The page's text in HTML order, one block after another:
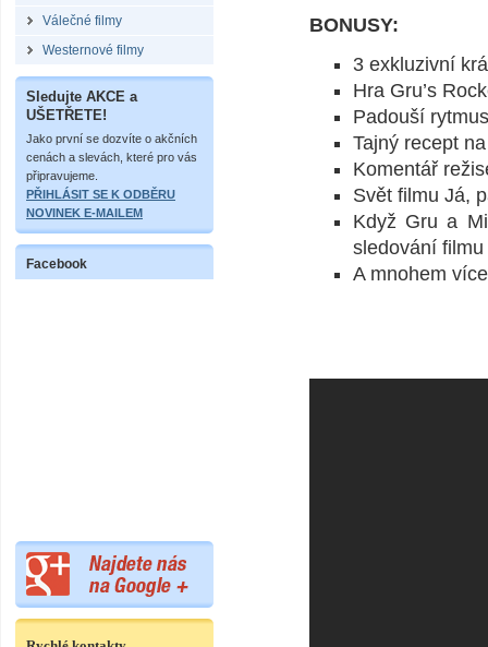
Válečné filmy
Westernové filmy
Sledujte AKCE a
UŠETŘETE!
Jako první se dozvíte o akčních
cenách a slevách, které pro vás
připravujeme.
PŘIHLÁSIT SE K ODBĚRU
NOVINEK E-MAILEM
Facebook
BONUSY:
3 exkluzivní
Hra Gru’s
Padouší rytmus
Tajný recept
Komentář
Svět filmu Já,
Když Gru a
sledování
A mnohem